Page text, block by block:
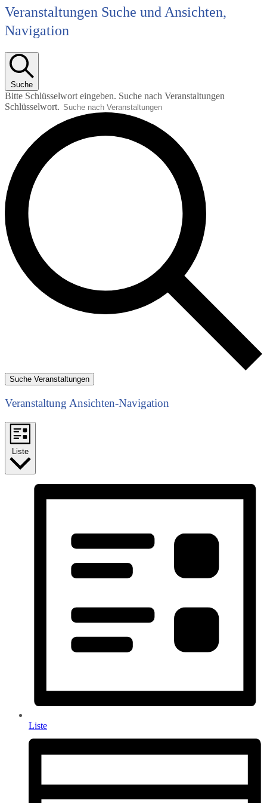
Veranstaltungen Suche und Ansichten,
Navigation
Suche
Bitte Schlüsselwort eingeben. Suche nach Veranstaltungen
Schlüsselwort.
Suche Veranstaltungen
Veranstaltung Ansichten-Navigation
Liste
Liste